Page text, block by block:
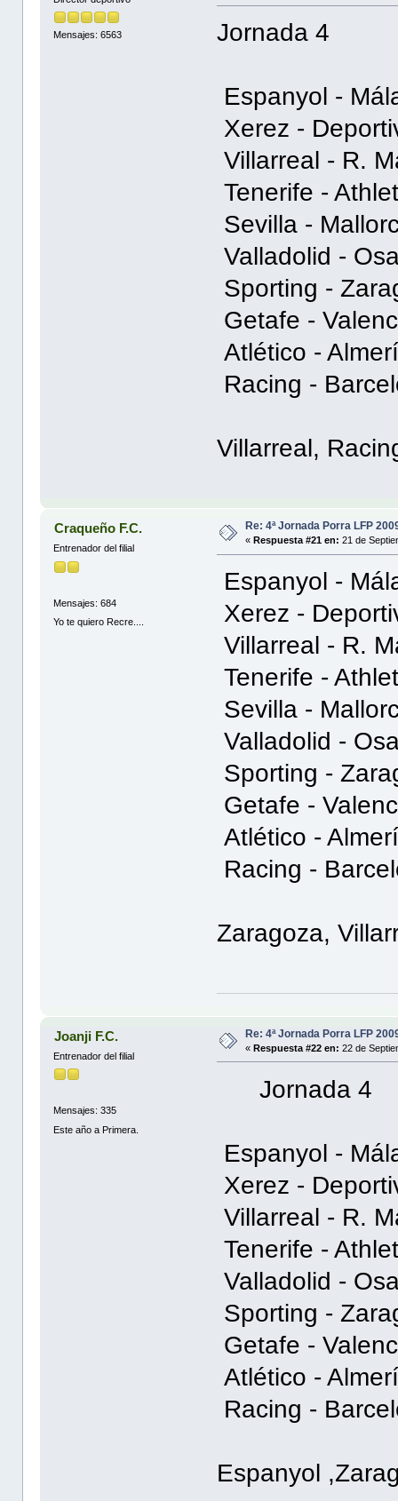
Mensajes: 6563 Jornada 4
Espanyol -
Xerez -
Villarreal - R.
Tenerife -
Sevilla -
Valladolid -
Sporting -
Getafe -
Atlético -
Racing -
Villarreal,
Craqueño F.C.
Entrenador del filial
Mensajes: 684
Yo te quiero Recre....
Re: 4ª Jornada Porra LFP
« Respuesta #21 en: 21 de
Espanyol -
Xerez -
Villarreal - R.
Tenerife -
Sevilla -
Valladolid -
Sporting -
Getafe -
Atlético -
Racing -
Zaragoza,
Joanji F.C.
Entrenador del filial
Mensajes: 335
Este año a Primera.
Re: 4ª Jornada Porra LFP
«Respuesta #22 en: 22 de
Jornada 4
Espanyol
Xerez -
Villarreal -
Tenerife -
Valladolid -
Sporting -
Getafe -
Atlético -
Racing -
Espanyol